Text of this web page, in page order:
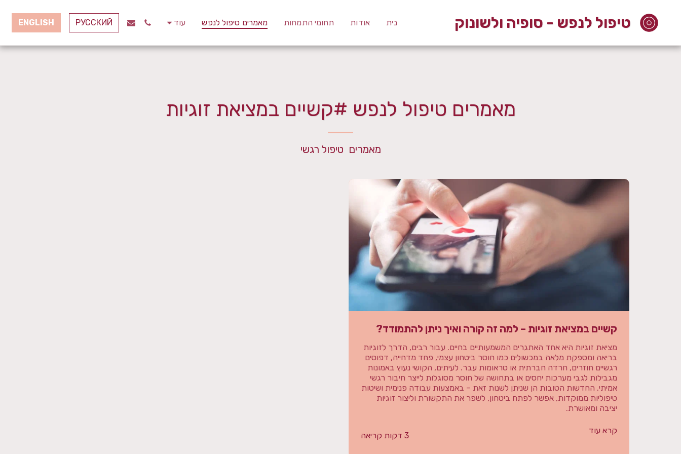
טיפול לנפש - סופיה ולשונוק בית אודות תחומי התמחות מאמרים טיפול לנפש עוד РУССКИЙ
ENGLISH
מאמרים טיפול לנפש #קשיים במציאת זוגיות
מאמרים  טיפול רגשי
קשיים במציאת זוגיות – למה זה קורה ואיך ניתן להתמודד?
מציאת זוגיות היא אחד האתגרים המשמעותיים בחיים. עבור רבים, הדרך לזוגיות
בריאה ומספקת מלאה במכשולים כמו חוסר ביטחון עצמי, פחד מדחייה, דפוסים
רגשיים חוזרים, חרדה חברתית או טראומות עבר. לעיתים, הקושי נעוץ באמונות
מגבילות לגבי מערכות יחסים או בתחושה של חוסר מסוגלות לייצר חיבור רגשי
אמיתי. החדשות הטובות הן שניתן לשנות זאת – באמצעות עבודה פנימית ושיטות
טיפוליות ממוקדות, אפשר לפתח ביטחון, לשפר את התקשורת וליצור זוגיות
יציבה ומאושרת.
קרא עוד
3 דקות קריאה